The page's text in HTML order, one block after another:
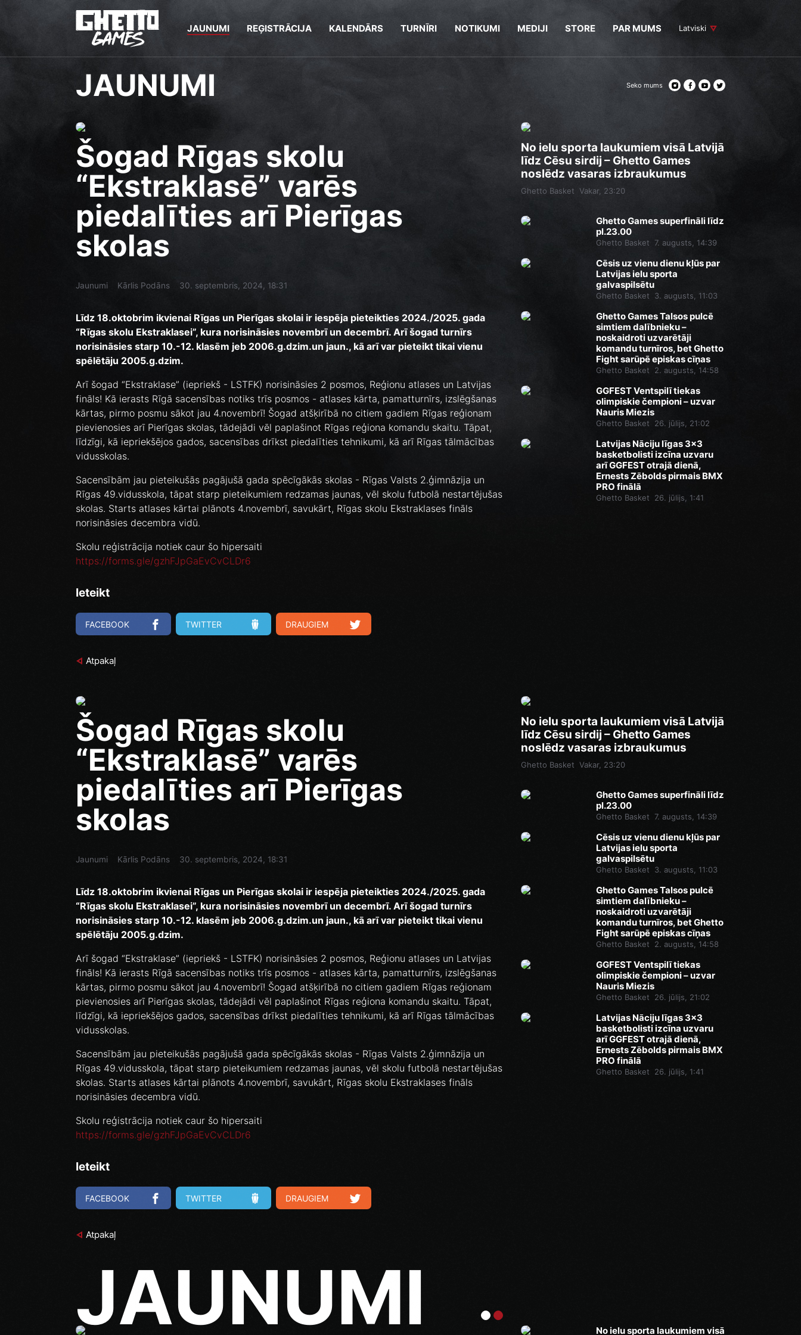
JAUNUMI REĢISTRĀCIJA KALENDĀRS TURNĪRI NOTIKUMI MEDIJI STORE PAR MUMS Latviski
JAUNUMI Seko mums
Šogad Rīgas skolu
“Ekstraklasē” varēs
piedalīties arī Pierīgas
skolas
Jaunumi Kārlis Podāns 30. septembris, 2024, 18:31
Līdz 18.oktobrim ikvienai Rīgas un Pierīgas skolai ir iespēja pieteikties 2024./2025. gada
“Rīgas skolu Ekstraklasei”, kura norisināsies novembrī un decembrī. Arī šogad turnīrs
norisināsies starp 10.-12. klasēm jeb 2006.g.dzim.un jaun., kā arī var pieteikt tikai vienu
spēlētāju 2005.g.dzim.
Arī šogad “Ekstraklase” (iepriekš - LSTFK) norisināsies 2 posmos, Reģionu atlases un Latvijas
fināls! Kā ierasts Rīgā sacensības notiks trīs posmos - atlases kārta, pamatturnīrs, izslēgšanas
kārtas, pirmo posmu sākot jau 4.novembrī! Šogad atšķirībā no citiem gadiem Rīgas reģionam
pievienosies arī Pierīgas skolas, tādejādi vēl paplašinot Rīgas reģiona komandu skaitu. Tāpat,
līdzīgi, kā iepriekšējos gados, sacensības drīkst piedalīties tehnikumi, kā arī Rīgas tālmācības
vidusskolas.
Sacensībām jau pieteikušās pagājušā gada spēcīgākās skolas - Rīgas Valsts 2.ģimnāzija un
Rīgas 49.vidusskola, tāpat starp pieteikumiem redzamas jaunas, vēl skolu futbolā nestartējušas
skolas. Starts atlases kārtai plānots 4.novembrī, savukārt, Rīgas skolu Ekstraklases fināls
norisināsies decembra vidū.
Skolu reģistrācija notiek caur šo hipersaiti
https://forms.gle/gzhFJpGaEvCvCLDr6
Ieteikt
FACEBOOK TWITTER DRAUGIEM
Atpakaļ
No ielu sporta laukumiem visā Latvijā
līdz Cēsu sirdij – Ghetto Games
noslēdz vasaras izbraukumus
Ghetto Basket Vakar, 23:20
Ghetto Games superfināli līdz
pl.23.00
Ghetto Basket 7. augusts, 14:39
Cēsis uz vienu dienu kļūs par
Latvijas ielu sporta
galvaspilsētu
Ghetto Basket 3. augusts, 11:03
Ghetto Games Talsos pulcē
simtiem dalībnieku –
noskaidroti uzvarētāji
komandu turnīros, bet Ghetto
Fight sarūpē episkas cīņas
Ghetto Basket 2. augusts, 14:58
GGFEST Ventspilī tiekas
olimpiskie čempioni – uzvar
Nauris Miezis
Ghetto Basket 26. jūlijs, 21:02
Latvijas Nāciju līgas 3x3
basketbolisti izcīna uzvaru
arī GGFEST otrajā dienā,
Ernests Zēbolds pirmais BMX
PRO finālā
Ghetto Basket 26. jūlijs, 1:41
Šogad Rīgas skolu
“Ekstraklasē” varēs
piedalīties arī Pierīgas
skolas
Jaunumi Kārlis Podāns 30. septembris, 2024, 18:31
Līdz 18.oktobrim ikvienai Rīgas un Pierīgas skolai ir iespēja pieteikties 2024./2025. gada
“Rīgas skolu Ekstraklasei”, kura norisināsies novembrī un decembrī. Arī šogad turnīrs
norisināsies starp 10.-12. klasēm jeb 2006.g.dzim.un jaun., kā arī var pieteikt tikai vienu
spēlētāju 2005.g.dzim.
Arī šogad “Ekstraklase” (iepriekš - LSTFK) norisināsies 2 posmos, Reģionu atlases un Latvijas
fināls! Kā ierasts Rīgā sacensības notiks trīs posmos - atlases kārta, pamatturnīrs, izslēgšanas
kārtas, pirmo posmu sākot jau 4.novembrī! Šogad atšķirībā no citiem gadiem Rīgas reģionam
pievienosies arī Pierīgas skolas, tādejādi vēl paplašinot Rīgas reģiona komandu skaitu. Tāpat,
līdzīgi, kā iepriekšējos gados, sacensības drīkst piedalīties tehnikumi, kā arī Rīgas tālmācības
vidusskolas.
Sacensībām jau pieteikušās pagājušā gada spēcīgākās skolas - Rīgas Valsts 2.ģimnāzija un
Rīgas 49.vidusskola, tāpat starp pieteikumiem redzamas jaunas, vēl skolu futbolā nestartējušas
skolas. Starts atlases kārtai plānots 4.novembrī, savukārt, Rīgas skolu Ekstraklases fināls
norisināsies decembra vidū.
Skolu reģistrācija notiek caur šo hipersaiti
https://forms.gle/gzhFJpGaEvCvCLDr6
Ieteikt
FACEBOOK TWITTER DRAUGIEM
Atpakaļ
No ielu sporta laukumiem visā Latvijā
līdz Cēsu sirdij – Ghetto Games
noslēdz vasaras izbraukumus
Ghetto Basket Vakar, 23:20
Ghetto Games superfināli līdz
pl.23.00
Ghetto Basket 7. augusts, 14:39
Cēsis uz vienu dienu kļūs par
Latvijas ielu sporta
galvaspilsētu
Ghetto Basket 3. augusts, 11:03
Ghetto Games Talsos pulcē
simtiem dalībnieku –
noskaidroti uzvarētāji
komandu turnīros, bet Ghetto
Fight sarūpē episkas cīņas
Ghetto Basket 2. augusts, 14:58
GGFEST Ventspilī tiekas
olimpiskie čempioni – uzvar
Nauris Miezis
Ghetto Basket 26. jūlijs, 21:02
Latvijas Nāciju līgas 3x3
basketbolisti izcīna uzvaru
arī GGFEST otrajā dienā,
Ernests Zēbolds pirmais BMX
PRO finālā
Ghetto Basket 26. jūlijs, 1:41
JAUNUMI
No ielu sporta laukumiem visā